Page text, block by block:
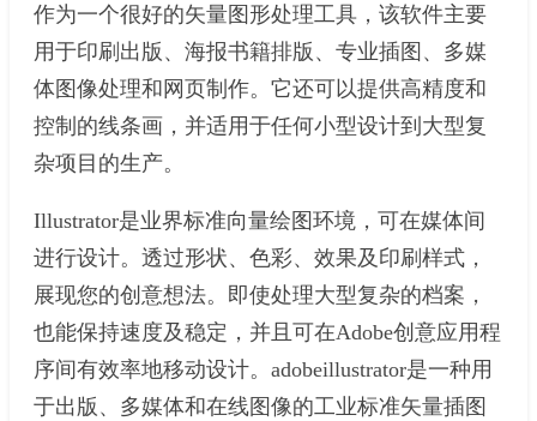
作为一个很好的矢量图形处理工具，该软件主要
用于印刷出版、海报书籍排版、专业插图、多媒
体图像处理和网页制作。它还可以提供高精度和
控制的线条画，并适用于任何小型设计到大型复
杂项目的生产。
Illustrator是业界标准向量绘图环境，可在媒体间
进行设计。透过形状、色彩、效果及印刷样式，
展现您的创意想法。即使处理大型复杂的档案，
也能保持速度及稳定，并且可在Adobe创意应用程
序间有效率地移动设计。adobeillustrator是一种用
于出版、多媒体和在线图像的工业标准矢量插图